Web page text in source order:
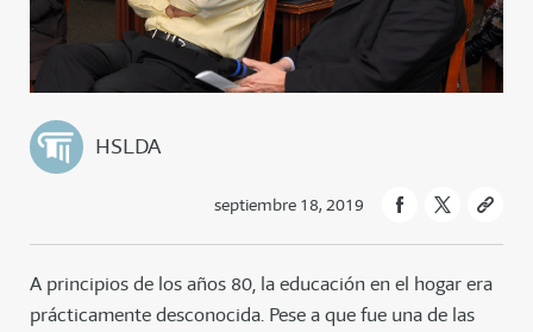
HSLDA
septiembre 18, 2019
A principios de los años 80, la educación en el hogar era
prácticamente desconocida. Pese a que fue una de las